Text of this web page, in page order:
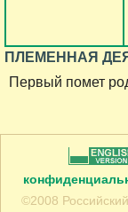
ПЛЕМЕННАЯ
Первый помет
©2008